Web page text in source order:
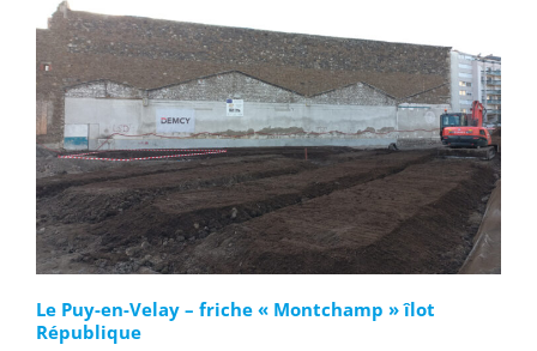
Le Puy-en-Velay – friche « Montchamp » îlot
République